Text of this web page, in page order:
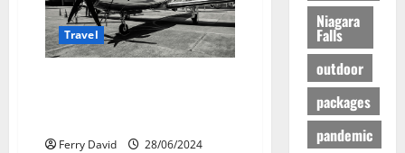
Travel
Ferry David 28/06/2024
Niagara
Falls
outdoor
packages
pandemic